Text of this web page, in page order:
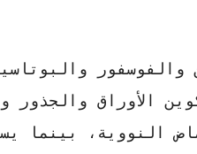
والفوسفور
الأوراق والجذور
النووية، بينما